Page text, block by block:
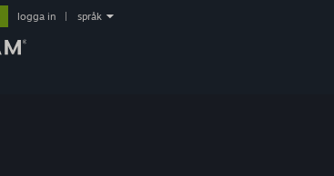
logga in språk